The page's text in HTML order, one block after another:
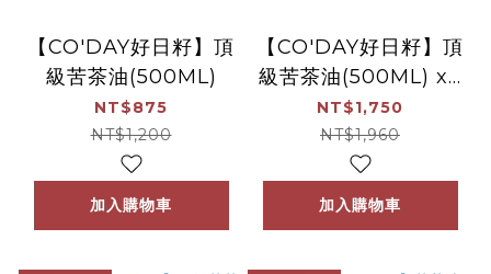
【CO'DAY好日籽】頂
級苦茶油(500ML)
NT$875
NT$1,200
加入購物車
【CO'DAY好日籽】頂
級苦茶油(500ML) x2
瓶
NT$1,750
NT$1,960
加入購物車